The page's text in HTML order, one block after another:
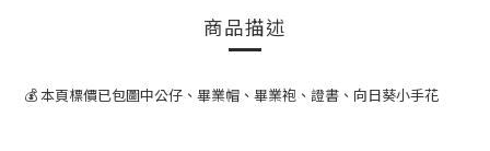
商品描述
💰 本頁標價已包圖中公仔、畢業帽、畢業袍、證書、向日葵小手花